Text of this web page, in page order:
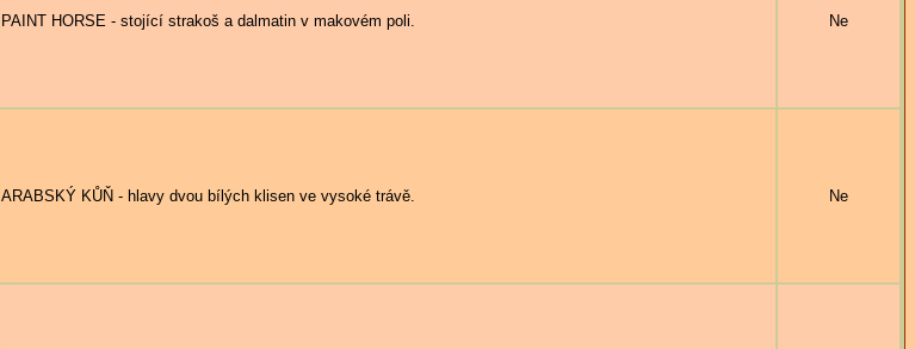
PAINT HORSE - stojící strakoš a dalmatin v makovém poli. Ne
ARABSKÝ KŮŇ - hlavy dvou bílých klisen ve vysoké trávě. Ne